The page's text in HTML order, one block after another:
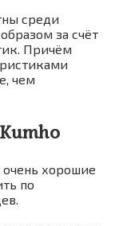
среди
за счёт
Причём
чем
очень хорошие
по